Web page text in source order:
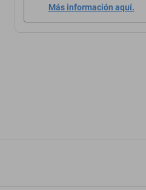
Más información aquí.